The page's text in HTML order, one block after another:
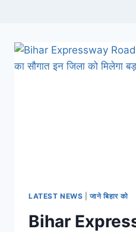
LATEST NEWS |जाने बिहार को
Bihar